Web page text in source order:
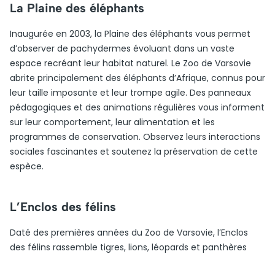
La Plaine des éléphants
Inaugurée en 2003, la Plaine des éléphants vous permet
d’observer de pachydermes évoluant dans un vaste
espace recréant leur habitat naturel. Le Zoo de Varsovie
abrite principalement des éléphants d’Afrique, connus pour
leur taille imposante et leur trompe agile. Des panneaux
pédagogiques et des animations régulières vous informent
sur leur comportement, leur alimentation et les
programmes de conservation. Observez leurs interactions
sociales fascinantes et soutenez la préservation de cette
espèce.
L’Enclos des félins
Daté des premières années du Zoo de Varsovie, l’Enclos
des félins rassemble tigres, lions, léopards et panthères